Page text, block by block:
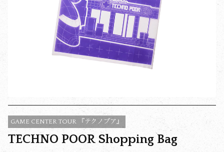
GAME CENTER TOUR 『テクノプア』
TECHNO POOR Shopping Bag